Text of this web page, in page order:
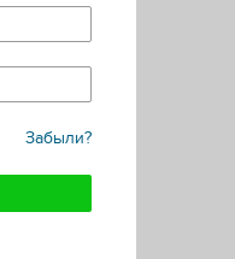
Забыли?